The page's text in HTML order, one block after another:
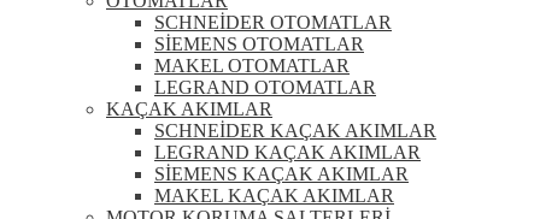
SCHNEİDER OTOMATLAR
SİEMENS OTOMATLAR
MAKEL OTOMATLAR
LEGRAND OTOMATLAR
KAÇAK AKIMLAR
SCHNEİDER KAÇAK AKIMLAR
LEGRAND KAÇAK AKIMLAR
SİEMENS KAÇAK AKIMLAR
MAKEL KAÇAK AKIMLAR